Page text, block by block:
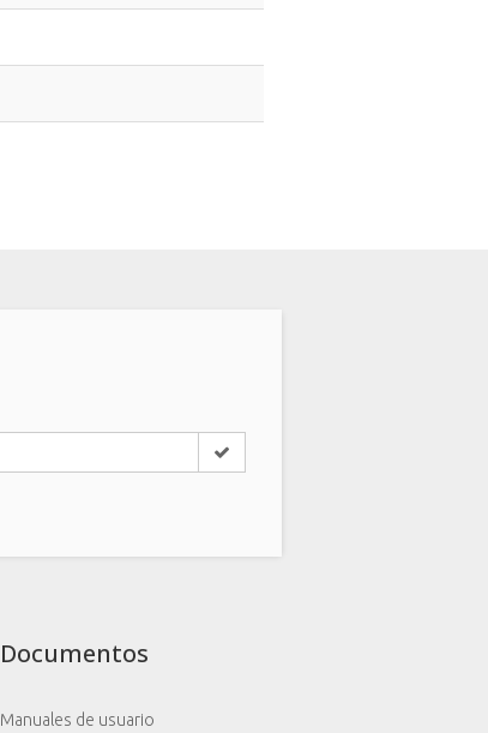
Documentos
Manuales de usuario